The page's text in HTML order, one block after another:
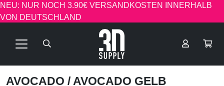
NEU: NUR NOCH 3.90€ VERSANDKOSTEN INNERHALB
VON DEUTSCHLAND
AVOCADO / AVOCADO GELB